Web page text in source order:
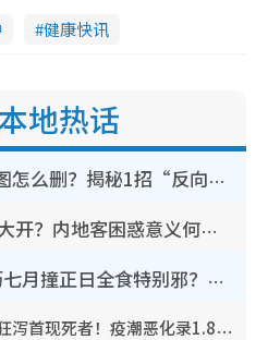
健康快讯
地热话
WhatsApp预设贴图怎么删？揭秘1招“反向操作”还原简洁界面 附3步实测教程
香港山边铁闸边门大开？内地客困惑意义何在！网友神回复：这种叫法理性防御
鬼门开2026｜农历七月撞正日全食特别邪？专家警告切忌做一事！揭4大禁忌+2招保平安
夺命寄生虫｜食生菜狂泻首现死者！疫潮恶化录1.8万宗病例 揭洗菜3大谬误